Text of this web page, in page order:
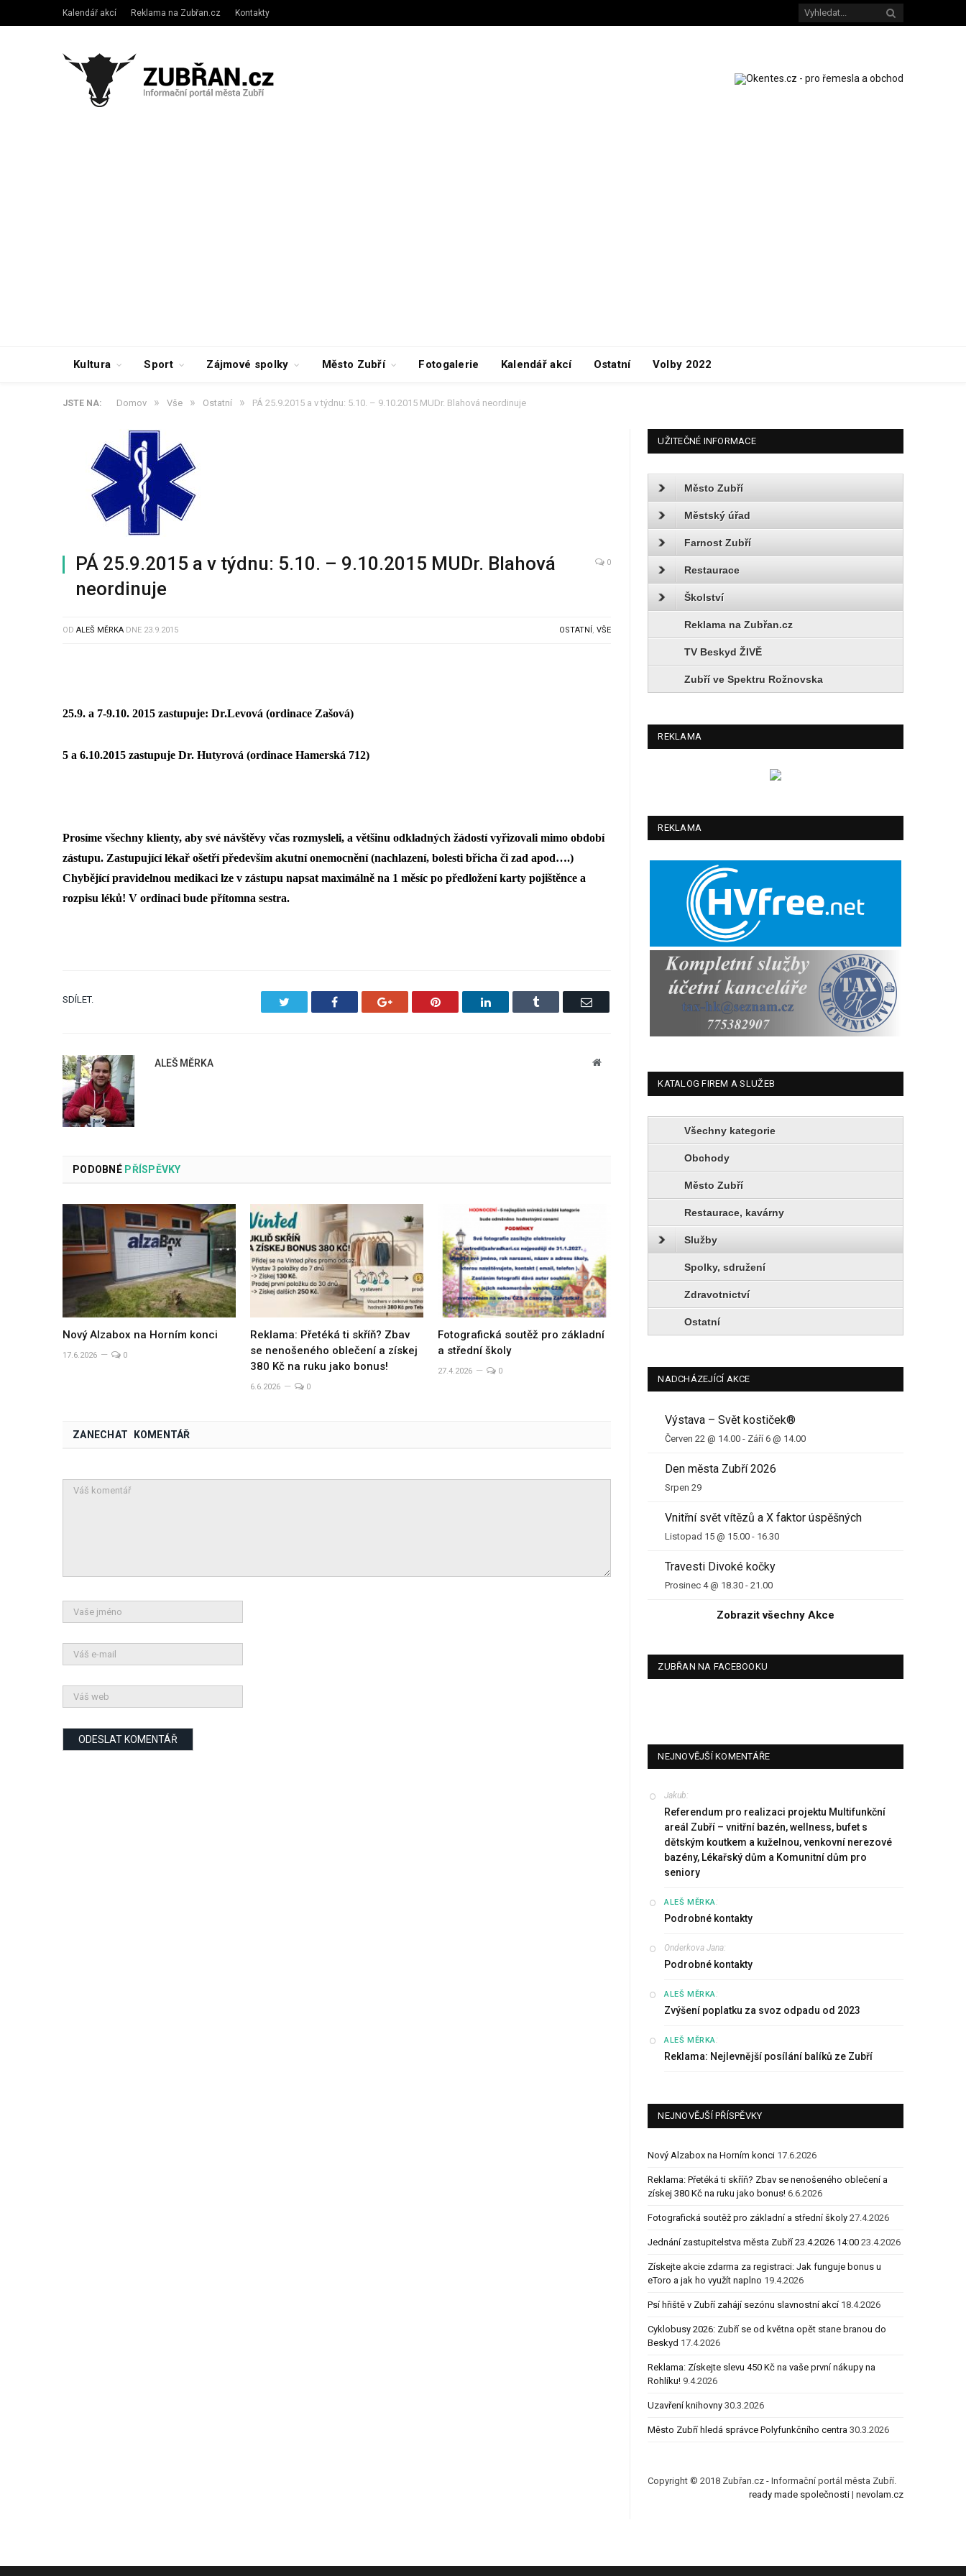
Kalendář akcí Reklama na Zubřan.cz Kontakty
Kultura Sport Zájmové spolky Město Zubří Fotogalerie Kalendář akcí Ostatní Volby 2022
JSTE NA: Domov » Vše » Ostatní » PÁ 25.9.2015 a v týdnu: 5.10. – 9.10.2015 MUDr. Blahová neordinuje
PÁ 25.9.2015 a v týdnu: 5.10. – 9.10.2015 MUDr. Blahová
neordinuje
0
OD ALEŠ MĚRKA DNE 23.9.2015 OSTATNÍ,VŠE
25.9. a 7-9.10. 2015 zastupuje: Dr.Levová (ordinace Zašová)
5 a 6.10.2015 zastupuje Dr. Hutyrová (ordinace Hamerská 712)
Prosíme všechny klienty, aby své návštěvy včas rozmysleli, a většinu odkladných žádostí vyřizovali mimo období
zástupu. Zastupující lékař ošetří především akutní onemocnění (nachlazení, bolesti břicha či zad apod….)
Chybějící pravidelnou medikaci lze v zástupu napsat maximálně na 1 měsíc po předložení karty pojištěnce a
rozpisu léků! V ordinaci bude přítomna sestra.
SDÍLET. Facebook Google+ Pinterest LinkedIn Tumblr Email
ALEŠ MĚRKA Website
PODOBNÉPŘÍSPĚVKY
Nový Alzabox na Horním konci
17.6.2026 0
Reklama: Přetéká ti skříň? Zbav
se nenošeného oblečení a získej
380 Kč na ruku jako bonus!
6.6.2026 0
Fotografická soutěž pro základní
a střední školy
27.4.2026 0
ZANECHAT KOMENTÁŘ
UŽITEČNÉ INFORMACE
Město Zubří
Městský úřad
Farnost Zubří
Restaurace
Školství
Reklama na Zubřan.cz
TV Beskyd ŽIVĚ
Zubří ve Spektru Rožnovska
REKLAMA
REKLAMA
KATALOG FIREM A SLUŽEB
Všechny kategorie
Obchody
Město Zubří
Restaurace, kavárny
Služby
Spolky, sdružení
Zdravotnictví
Ostatní
NADCHÁZEJÍCÍ AKCE
Výstava – Svět kostiček®
Červen 22 @ 14.00 - Září 6 @ 14.00
Den města Zubří 2026
Srpen 29
Vnitřní svět vítězů a X faktor úspěšných
Listopad 15 @ 15.00 - 16.30
Travesti Divoké kočky
Prosinec 4 @ 18.30 -21.00
Zobrazit všechny Akce
ZUBŘAN NA FACEBOOKU
NEJNOVĚJŠÍ KOMENTÁŘE
Jakub:
Referendum pro realizaci projektu Multifunkční
areál Zubří – vnitřní bazén, wellness, bufet s
dětským koutkem a kuželnou, venkovní nerezové
bazény, Lékařský dům a Komunitní dům pro
seniory
ALEŠ MĚRKA:
Podrobné kontakty
Onderkova Jana:
Podrobné kontakty
ALEŠ MĚRKA:
Zvýšení poplatku za svoz odpadu od 2023
ALEŠ MĚRKA:
Reklama: Nejlevnější posílání balíků ze Zubří
NEJNOVĚJŠÍ PŘÍSPĚVKY
Nový Alzabox na Horním konci 17.6.2026
Reklama: Přetéká ti skříň? Zbav se nenošeného oblečení a
získej 380 Kč na ruku jako bonus! 6.6.2026
Fotografická soutěž pro základní a střední školy 27.4.2026
Jednání zastupitelstva města Zubří 23.4.2026 14:00 23.4.2026
Získejte akcie zdarma za registraci: Jak funguje bonus u
eToro a jak ho využít naplno 19.4.2026
Psí hřiště v Zubří zahájí sezónu slavnostní akcí 18.4.2026
Cyklobusy 2026: Zubří se od května opět stane branou do
Beskyd 17.4.2026
Reklama: Získejte slevu 450 Kč na vaše první nákupy na
Rohlíku! 9.4.2026
Uzavření knihovny 30.3.2026
Město Zubří hledá správce Polyfunkčního centra 30.3.2026
Copyright © 2018 Zubřan.cz - Informační portál města Zubří.
ready made společnosti| nevolam.cz